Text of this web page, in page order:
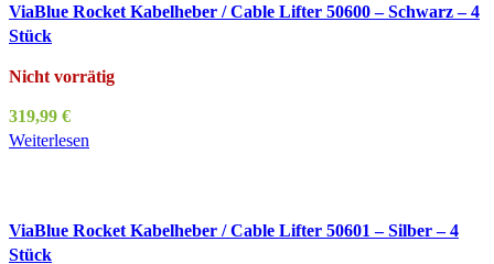
ViaBlue Rocket Kabelheber / Cable Lifter 50600 – Schwarz – 4
Stück
Nicht vorrätig
319,99 €
Weiterlesen
ViaBlue Rocket Kabelheber / Cable Lifter 50601 – Silber – 4
Stück